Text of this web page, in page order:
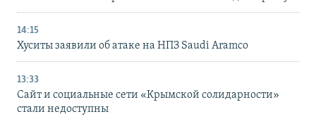
14:15
Хуситы заявили об атаке на НПЗ Saudi Aramco
13:33
Сайт и социальные сети «Крымской солидарности»
стали недоступны